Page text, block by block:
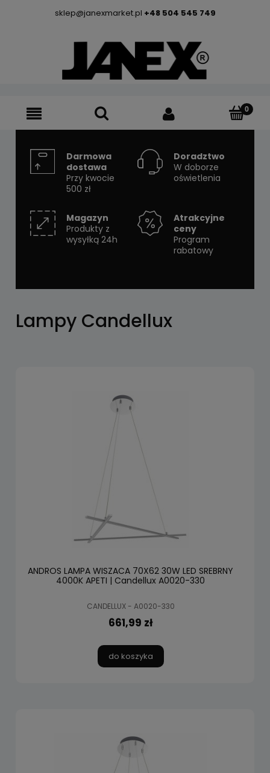
sklep@janexmarket.pl +48 504 545 749
Darmowa
dostawa
Przy kwocie
500 zł
Doradztwo
W doborze
oświetlenia
Magazyn
Produkty z
wysyłką 24h
Atrakcyjne
ceny
Program
rabatowy
Lampy Candellux
ANDROS LAMPA WISZACA 70X62 30W LED SREBRNY
4000K APETI | Candellux A0020-330
CANDELLUX - A0020-330
661,99 zł
do koszyka